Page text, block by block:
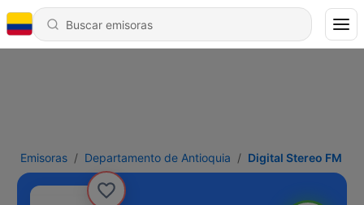
Emisoras Departamento de Antioquia Digital Stereo FM